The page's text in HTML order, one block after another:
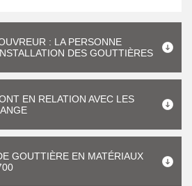
: LA PERSONNE
DES GOUTTIÈRES
EN RELATION AVEC LES
GOUTTIÈRE EN MATÉRIAUX